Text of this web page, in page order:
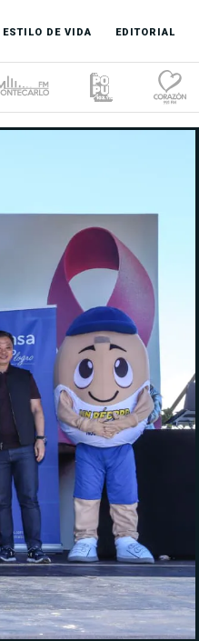
ESTILO DE VIDA EDITORIAL